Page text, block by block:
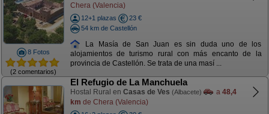
8 Fotos
(2 comentarios)
Chera (Valencia)
12+1 plazas
23 €
54 km de Castellón
La Masía de San Juan es sin duda uno de los
alojamientos de turismo rural con más encanto de la
provincia de Castellón. Se trata de una masí ...
El Refugio de La Manchuela
Hostal Rural en Casas de Ves (Albacete) a 48,4
km de Chera (Valencia)